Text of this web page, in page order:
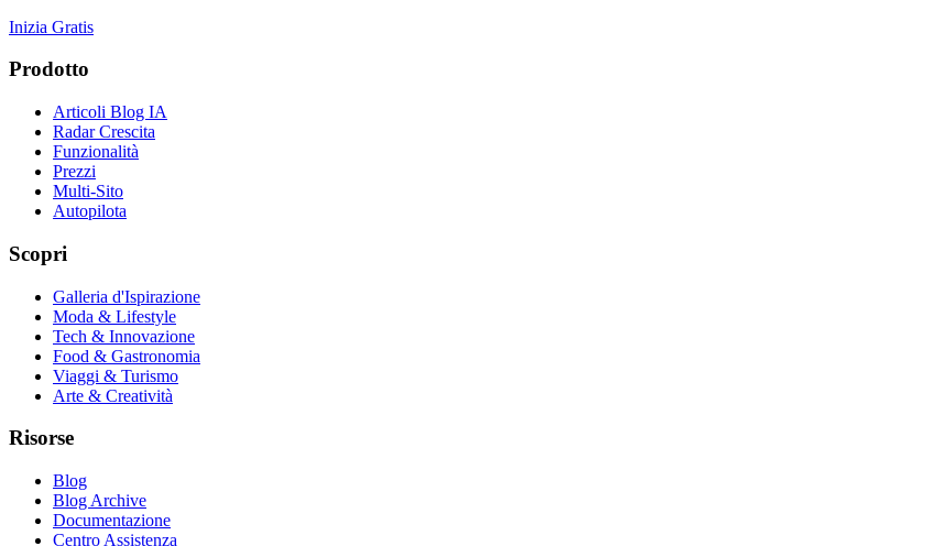
Inizia Gratis
Prodotto
Articoli Blog IA
Radar Crescita
Funzionalità
Prezzi
Multi-Sito
Autopilota
Scopri
Galleria d'Ispirazione
Moda & Lifestyle
Tech & Innovazione
Food & Gastronomia
Viaggi & Turismo
Arte & Creatività
Risorse
Blog
Blog Archive
Documentazione
Centro Assistenza